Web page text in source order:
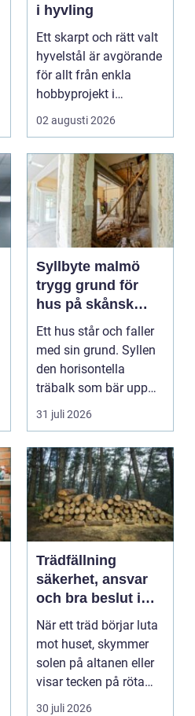
i hyvling
Ett skarpt och rätt valt
hyvelstål är avgörande
för allt från enkla
hobbyprojekt i
verkstaden till k...
02 augusti 2026
Syllbyte malmö
trygg grund för
hus på skånsk
mark
Ett hus står och faller
med sin grund. Syllen
den horisontella
träbalk som bär upp
väggarna mot pla...
31 juli 2026
Trädfällning
säkerhet, ansvar
och bra beslut i
trädgården
När ett träd börjar luta
mot huset, skymmer
solen på altanen eller
visar tecken på röta
uppstår ofta...
30 juli 2026